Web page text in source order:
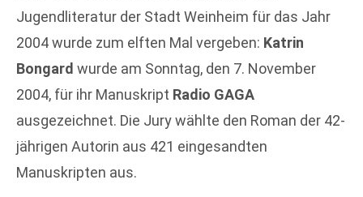
Jugendliteratur der Stadt Weinheim für das Jahr
2004 wurde zum elften Mal vergeben: Katrin
Bongard wurde am Sonntag, den 7. November
2004, für ihr Manuskript Radio GAGA
ausgezeichnet. Die Jury wählte den Roman der 42-
jährigen Autorin aus 421 eingesandten
Manuskripten aus.